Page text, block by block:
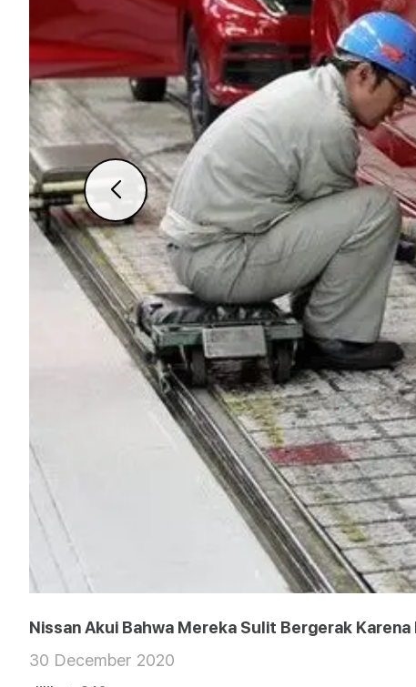
Nissan Akui Bahwa Mereka Sulit Bergerak
30 December 2020